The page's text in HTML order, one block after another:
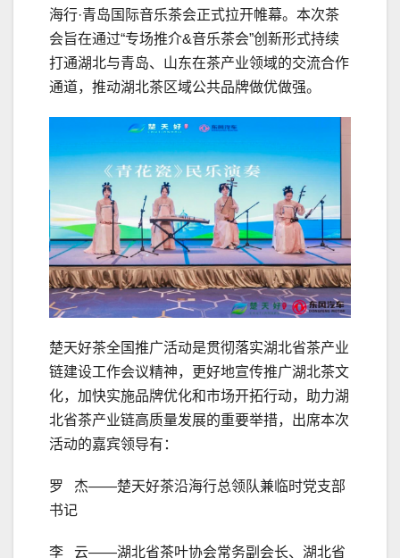
海行·青岛国际音乐茶会正式拉开帷幕。本次茶
会旨在通过“专场推介&音乐茶会”创新形式持续
打通湖北与青岛、山东在茶产业领域的交流合作
通道，推动湖北茶区域公共品牌做优做强。
楚天好茶全国推广活动是贯彻落实湖北省茶产业
链建设工作会议精神，更好地宣传推广湖北茶文
化，加快实施品牌优化和市场开拓行动，助力湖
北省茶产业链高质量发展的重要举措，出席本次
活动的嘉宾领导有：
罗 杰——楚天好茶沿海行总领队兼临时党支部
书记
李 云——湖北省茶叶协会常务副会长、湖北省